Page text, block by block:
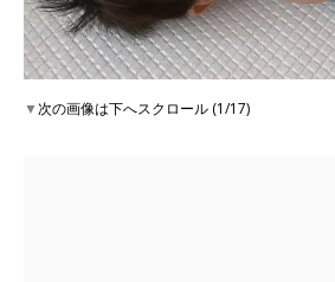
▼次の画像は下へスクロール (1/17)